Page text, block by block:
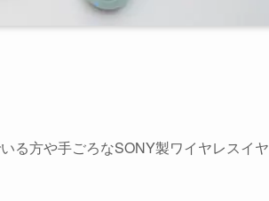
る方や手ごろなSONY製ワイヤレスイヤ